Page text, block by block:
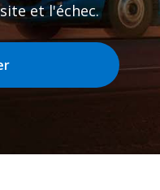
et l'échec.